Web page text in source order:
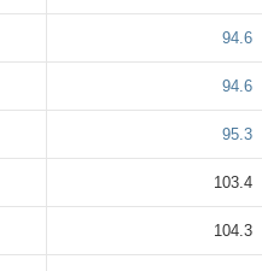
94.6
94.6
95.3
103.4
104.3